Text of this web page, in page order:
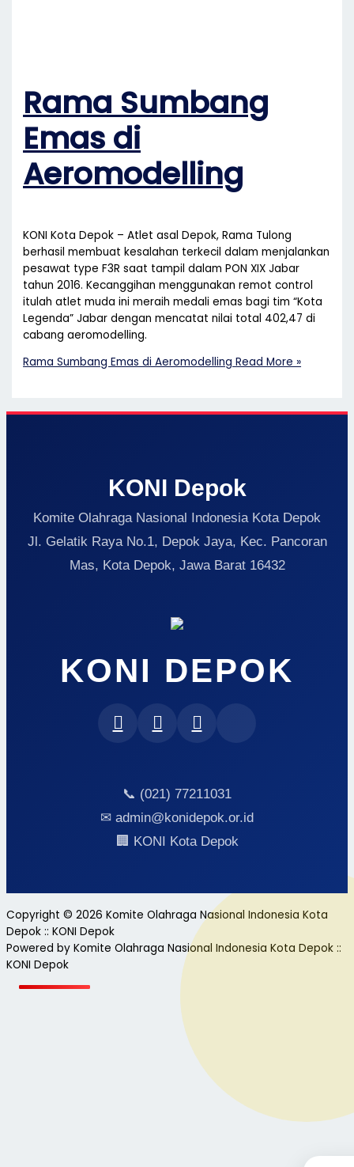
Rama Sumbang
Emas di
Aeromodelling
KONI Kota Depok – Atlet asal Depok, Rama Tulong
berhasil membuat kesalahan terkecil dalam menjalankan
pesawat type F3R saat tampil dalam PON XIX Jabar
tahun 2016. Kecanggihan menggunakan remot control
itulah atlet muda ini meraih medali emas bagi tim “Kota
Legenda” Jabar dengan mencatat nilai total 402,47 di
cabang aeromodelling.
Rama Sumbang Emas di Aeromodelling Read More »
KONI Depok
Komite Olahraga Nasional Indonesia Kota Depok
Jl. Gelatik Raya No.1, Depok Jaya, Kec. Pancoran
Mas, Kota Depok, Jawa Barat 16432
KONI DEPOK
📞 (021) 77211031
✉ admin@konidepok.or.id
🏢 KONI Kota Depok
Copyright © 2026 Komite Olahraga Nasional Indonesia Kota
Depok :: KONI Depok
Powered by Komite Olahraga Nasional Indonesia Kota Depok ::
KONI Depok